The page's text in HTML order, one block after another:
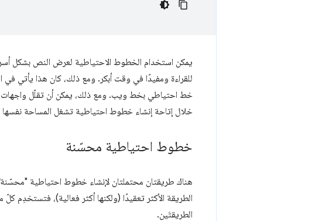
يمكن استخدام الخطوط الاحتياطية لعرض النص بشكل
للقراءة ومفيدًا في وقت أبكر. ومع ذلك، كان هذا يأتي
خط احتياطي بخط ويب. ومع ذلك، يمكن أن تقلّل واجهات
خلال إتاحة إنشاء خطوط احتياطية تشغل المساحة نفسها
خطوط احتياطية محسّنة
هناك طريقتان محتملتان لإنشاء خطوط احتياطية
الطريقة الأكثر تعقيدًا (ولكنها أكثر فعالية)، فتستخدِم
الطريقتَين.